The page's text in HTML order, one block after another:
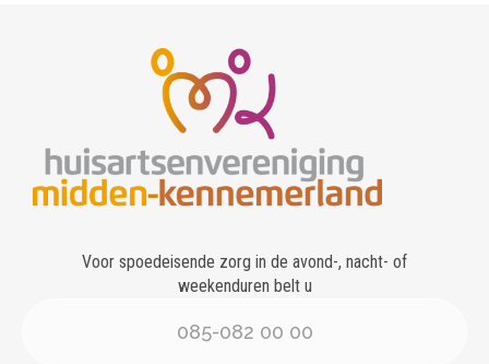
Voor spoedeisende zorg in de avond-, nacht- of
weekenduren belt u
085-082 00 00